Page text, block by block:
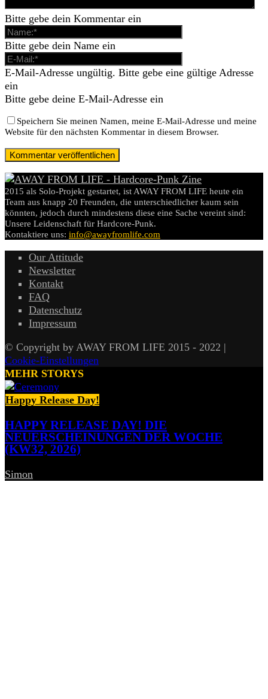
Bitte gebe dein Kommentar ein
Bitte gebe dein Name ein
E-Mail-Adresse ungültig. Bitte gebe eine gültige Adresse
ein
Bitte gebe deine E-Mail-Adresse ein
Speichern Sie meinen Namen, meine E-Mail-Adresse und meine
Website für den nächsten Kommentar in diesem Browser.
2015 als Solo-Projekt gestartet, ist AWAY FROM LIFE heute ein
Team aus knapp 20 Freunden, die unterschiedlicher kaum sein
könnten, jedoch durch mindestens diese eine Sache vereint sind:
Unsere Leidenschaft für Hardcore-Punk.
Kontaktiere uns: info@awayfromlife.com
Our Attitude
Newsletter
Kontakt
FAQ
Datenschutz
Impressum
© Copyright by AWAY FROM LIFE 2015 - 2022 |
Cookie-Einstellungen
MEHR STORYS
Happy Release Day!
HAPPY RELEASE DAY! DIE
NEUERSCHEINUNGEN DER WOCHE
(KW32, 2026)
Simon